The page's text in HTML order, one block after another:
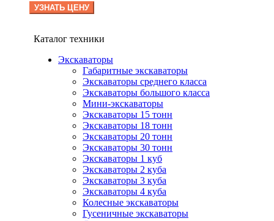
УЗНАТЬ ЦЕНУ
Каталог техники
Экскаваторы
Габаритные экскаваторы
Экскаваторы среднего класса
Экскаваторы большого класса
Мини-экскаваторы
Экскаваторы 15 тонн
Экскаваторы 18 тонн
Экскаваторы 20 тонн
Экскаваторы 30 тонн
Экскаваторы 1 куб
Экскаваторы 2 куба
Экскаваторы 3 куба
Экскаваторы 4 куба
Колесные экскаваторы
Гусеничные экскаваторы